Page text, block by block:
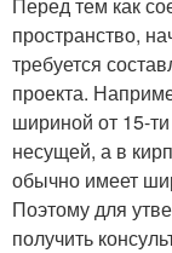
пространство,
требуется
проекта.
шириной от 15-
несущей, а в
обычно имеет
Поэтому для
получить